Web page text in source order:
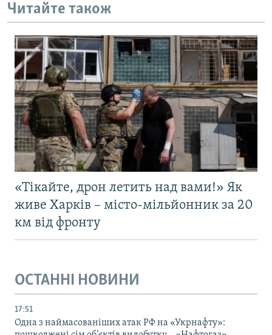
Читайте також
«Тікайте, дрон летить над вами!» Як
живе Харків – місто-мільйонник за 20
км від фронту
ОСТАННІ НОВИНИ
17:51
Одна з наймасованіших атак РФ на «Укрнафту»: